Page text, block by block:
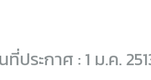
ที่ประกาศ : 1 ม.ค.